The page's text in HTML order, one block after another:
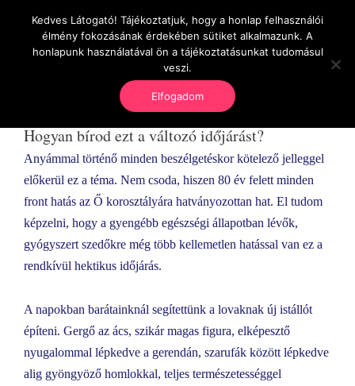
OnlineSeedsMan
Üzlet és szabadság
Hogyan bírod ezt a változó időjárást?
Anyámmal történő minden beszélgetéskor kötelező jelleggel
előkerül ez a téma. Nem csoda, hiszen 80 év felett minden
front hatás az Ő korosztályára hatványozottan hat. El tudom
képzelni, hogy a gyengébb egészségi állapotban lévők,
gyógyszert szedőkre még több kellemetlen hatással van ez a
rendkívül hektikus időjárás.
A napokban barátainknál segítettünk a lovaknak új istállót
építeni. Gergő az ács, szikár magas figura, elképesztő
nyugalommal lépkedve a gerendán, szarufák között lépkedve
alig gyöngyöző homlokkal, teljes természetességgel
Kedves Látogató! Tájékoztatjuk, hogy a honlap felhasználói
élmény fokozásának érdekében sütiket alkalmazunk. A
honlapunk használatával ön a tájékoztatásunkat tudomásul
veszi.
Elfogadom